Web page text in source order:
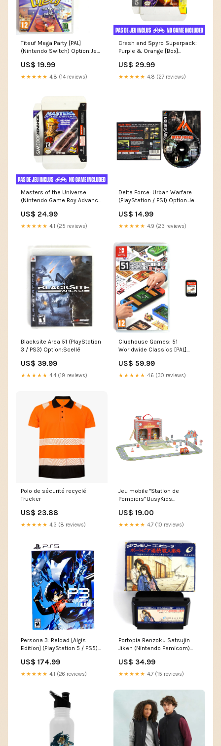
Titeuf Mega Party [PAL]
(Nintendo Switch) Option:Jeu
US$ 19.99
★★★★★ 4.8 (14 reviews)
Crash and Spyro Superpack:
Purple & Orange [Box]
/ GBA) Vêtements
US$ 29.99
★★★★★ 4.8 (27 reviews)
Masters of the Universe
(Nintendo Game Boy Advance
seulement
US$ 24.99
★★★★★ 4.1 (25 reviews)
Delta Force: Urban Warfare
(PlayStation / PS1) Option:Jeu,
US$ 14.99
★★★★★ 4.9 (23 reviews)
Blacksite Area 51 (PlayStation
3 / PS3) Option:Scellé
US$ 39.99
★★★★★ 4.4 (18 reviews)
Clubhouse Games: 51
Worldwide Classics [PAL]
US$ 59.99
★★★★★ 4.6 (30 reviews)
Polo de sécurité recyclé
Trucker
US$ 23.88
★★★★★ 4.3 (8 reviews)
Jeu mobile "Station de
Pompiers" BusyKids
US$ 19.00
★★★★★ 4.7 (10 reviews)
Persona 3: Reload [Aigis
Edition] (PlayStation 5 / PS5)
US$ 174.99
★★★★★ 4.1 (26 reviews)
Portopia Renzoku Satsujin
Jiken (Nintendo Famicom)
Endommagé
US$ 34.99
★★★★★ 4.7 (15 reviews)